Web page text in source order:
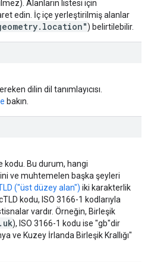
Alanların listesi için
edin. İç içe yerleştirilmiş alanlar
) belirtilebilir.
dilin dil tanımlayıcısı.
bakın.
kodu. Bu durum, hangi
ve muhtemelen başka şeyleri
("üst düzey alan") iki karakterlik
kodu, ISO 3166-1 kodlarıyla
vardır. Örneğin, Birleşik
), ISO 3166-1 kodu ise "gb"dir
ve Kuzey İrlanda Birleşik Krallığı"